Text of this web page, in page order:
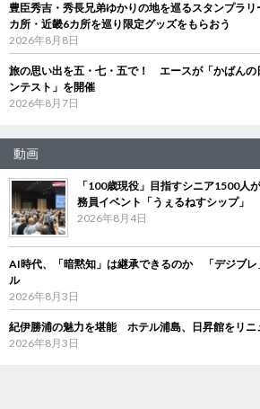
豊臣秀吉・秀長兄弟ゆかりの地を巡るスタンプラ
カ所・近畿6カ所を巡り限定グッズをもらおう
2026年8月8日
旅の思い出を五・七・五で！ エースが「かばんの
ンテスト」を開催
2026年8月7日
動画
「100歳現役」目指すシニア1500
務員イベント「うぇるねすシップ」
2026年8月4日
AI時代、「暗黙知」は継承できるのか 「デジブレ
ル
2026年8月3日
紀伊勝浦の魅力を堪能 ホテル浦島、日昇館をリニ
2026年8月3日